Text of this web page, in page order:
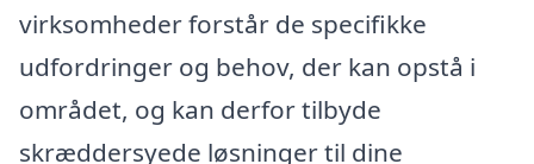
virksomheder forstår de specifikke
udfordringer og behov, der kan opstå i
området, og kan derfor tilbyde
skræddersyede løsninger til dine